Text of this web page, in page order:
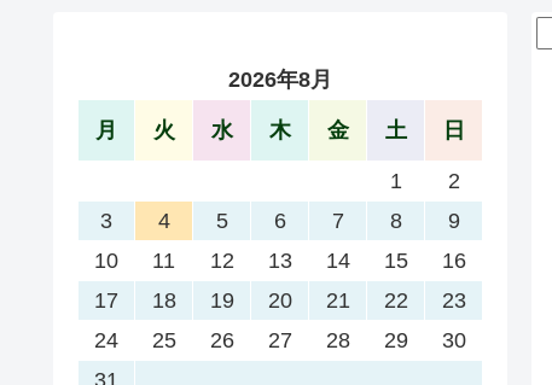
2026年8月
月 火 水 木 金 土 日
1
2
3
4 5 6 7 8
9
10
11 12 13 14 15
16
17
18 19 20 21 22
23
24
25 26 27 28 29
30
31